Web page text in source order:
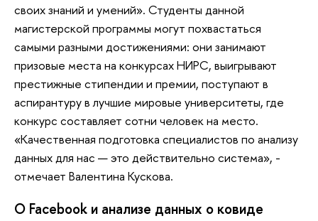
своих знаний и умений». Студенты данной
магистерской программы могут похвастаться
самыми разными достижениями: они занимают
призовые места на конкурсах НИРС, выигрывают
престижные стипендии и премии, поступают в
аспирантуру в лучшие мировые университеты, где
конкурс составляет сотни человек на место.
«Качественная подготовка специалистов по анализу
данных для нас — это действительно система», -
отмечает Валентина Кускова.
О Facebook и анализе данных о ковиде